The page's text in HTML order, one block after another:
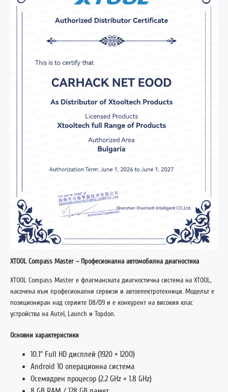
XTOOL Compass Master – Професионална автомобилна диагностика
XTOOL Compass Master е флагманската диагностична система на XTOOL,
насочена към професионални сервизи и автоелектротехници. Моделът е
позициониран над сериите D8/D9 и е конкурент на високия клас
устройства на Autel, Launch и Topdon.
Основни характеристики
10.1" Full HD дисплей (1920 × 1200)
Android 10 операционна система
Осемядрен процесор (2.2 GHz + 1.8 GHz)